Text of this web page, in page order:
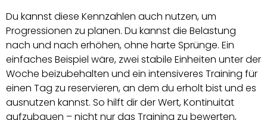
Du kannst diese Kennzahlen auch nutzen, um
Progressionen zu planen. Du kannst die Belastung
nach und nach erhöhen, ohne harte Sprünge. Ein
einfaches Beispiel wäre, zwei stabile Einheiten unter der
Woche beizubehalten und ein intensiveres Training für
einen Tag zu reservieren, an dem du erholt bist und es
ausnutzen kannst. So hilft dir der Wert, Kontinuität
aufzubauen – nicht nur das Training zu bewerten,